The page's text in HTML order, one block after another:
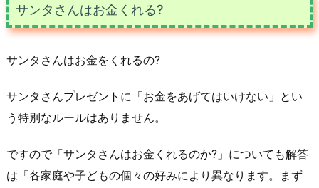
サンタさんはお金くれる?
サンタさんはお金をくれるの?
サンタさんプレゼントに「お金をあげてはいけない」とい
う特別なルールはありません。
ですので「サンタさんはお金くれるのか?」についても解答
は「各家庭や子どもの個々の好みにより異なります。まず